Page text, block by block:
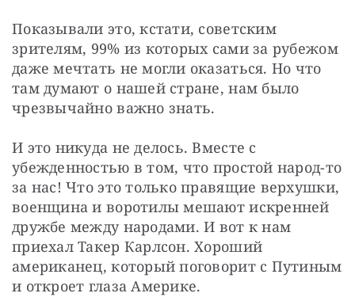
Показывали это, кстати, советским
зрителям, 99% из которых сами за рубежом
даже мечтать не могли оказаться. Но что
там думают о нашей стране, нам было
чрезвычайно важно знать.
И это никуда не делось. Вместе с
убежденностью в том, что простой народ-то
за нас! Что это только правящие верхушки,
военщина и воротилы мешают искренней
дружбе между народами. И вот к нам
приехал Такер Карлсон. Хороший
американец, который поговорит с Путиным
и откроет глаза Америке.